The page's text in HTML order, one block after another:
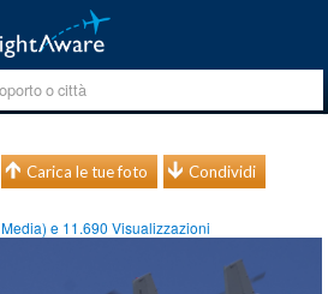
Carica le tue foto Condividi
Media) e 11.690 Visualizzazioni